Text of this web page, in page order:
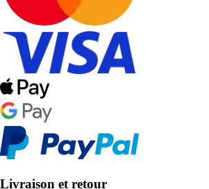
Livraison et retour